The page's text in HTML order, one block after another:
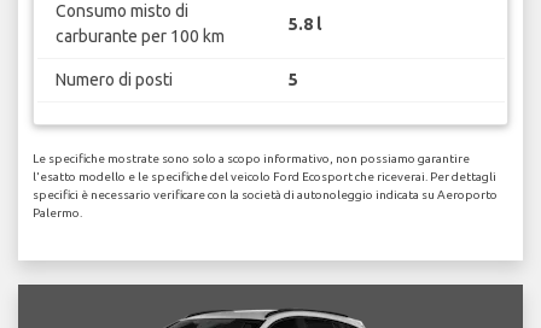
Consumo misto di
carburante per 100 km
5.8 l
Numero di posti 5
Le specifiche mostrate sono solo a scopo informativo, non possiamo garantire
l'esatto modello e le specifiche del veicolo Ford Ecosport che riceverai. Per dettagli
specifici è necessario verificare con la società di autonoleggio indicata su Aeroporto
Palermo.